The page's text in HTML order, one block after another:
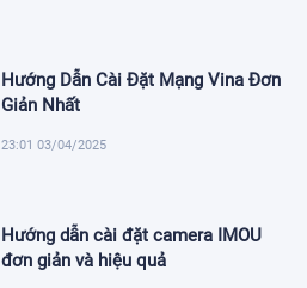
Hướng Dẫn Cài Đặt Mạng Vina Đơn
Giản Nhất
23:01 03/04/2025
Hướng dẫn cài đặt camera IMOU
đơn giản và hiệu quả